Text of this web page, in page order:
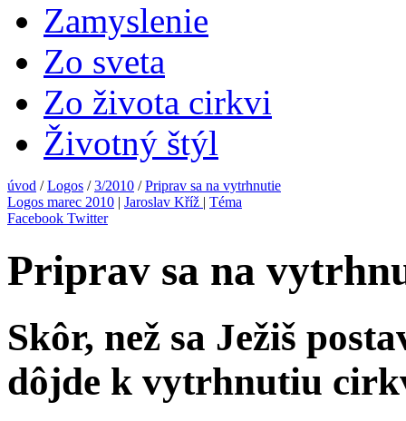
Zamyslenie
Zo sveta
Zo života cirkvi
Životný štýl
úvod /Logos /3/2010 /Priprav sa na vytrhnutie
Logos marec 2010 | Jaroslav Kříž | Téma
Facebook Twitter
Priprav sa na
Skôr, než sa Ježiš
dôjde k vytrhnutiu